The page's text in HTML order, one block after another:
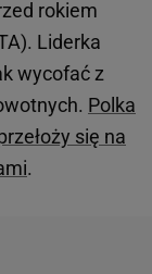
rokiem
Liderka
wycofać z
Polka
się na
.